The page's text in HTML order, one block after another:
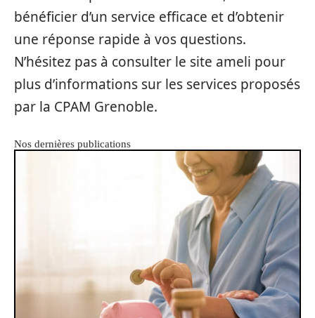
bénéficier d’un service efficace et d’obtenir
une réponse rapide à vos questions.
N’hésitez pas à consulter le site ameli pour
plus d’informations sur les services proposés
par la CPAM Grenoble.
Nos dernières publications